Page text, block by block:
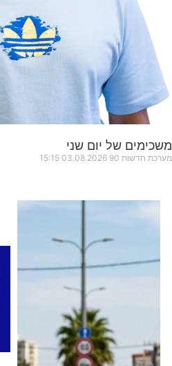
משכימים של יום שני
מערכת חדשות 90 03.08.2026
15:15